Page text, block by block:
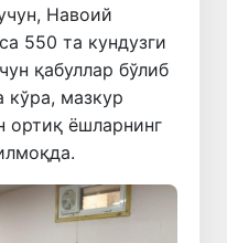
Навоий
550 та кундузги
қабуллар бўлиб
кўра, мазкур
ортиқ ёшларнинг